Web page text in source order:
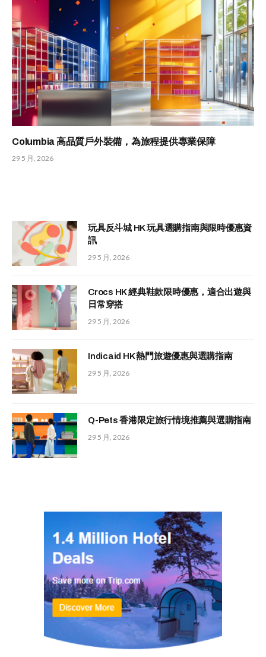
Columbia 高品質戶外裝備，為旅程提供專業保障
29 5 月, 2026
玩具反斗城 HK 玩具選購指南與限時優惠資
訊
29 5 月, 2026
Crocs HK 經典鞋款限時優惠，適合出遊與
日常穿搭
29 5 月, 2026
Indicaid HK 熱門旅遊優惠與選購指南
29 5 月, 2026
Q-Pets 香港限定旅行情境推薦與選購指南
29 5 月, 2026